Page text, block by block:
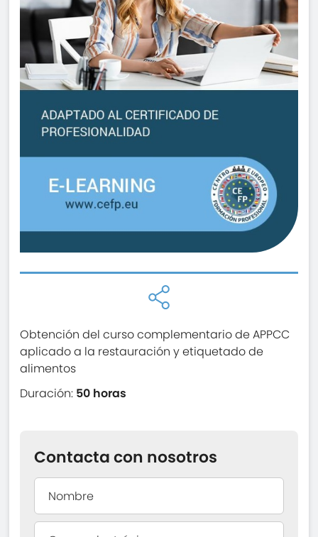
Obtención del curso complementario de APPCC
aplicado a la restauración y etiquetado de
alimentos
Duración: 50 horas
Contacta con nosotros